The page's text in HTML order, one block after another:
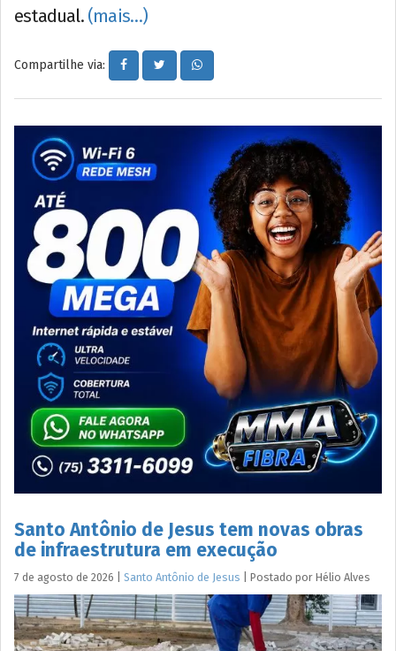
estadual. (mais…)
Compartilhe via:
Santo Antônio de Jesus tem novas obras
de infraestrutura em execução
7 de agosto de 2026 Santo Antônio de Jesus Postado por Hélio Alves